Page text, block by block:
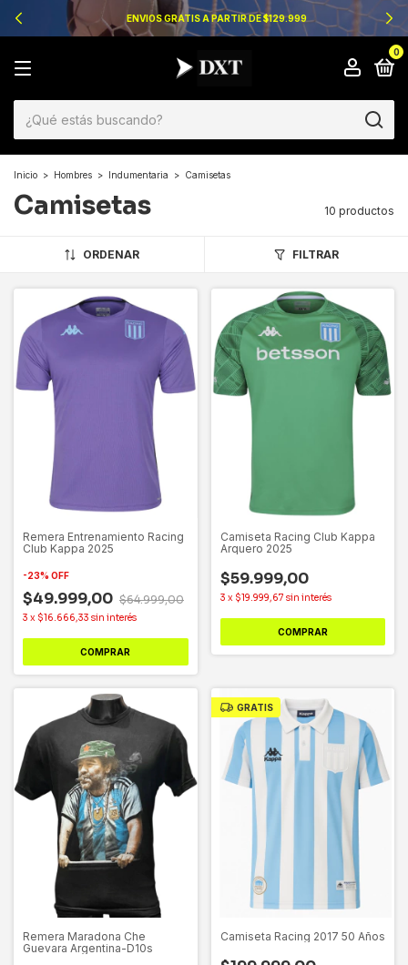
ENVIOS GRATIS A PARTIR DE $129.999
0
Inicio > Hombres > Indumentaria > Camisetas
Camisetas 10 productos
ORDENAR FILTRAR
Remera Entrenamiento Racing
Club Kappa 2025
-23% OFF
$49.999,00 $64.999,00
3 x $16.666,33 sin interés
COMPRAR
Camiseta Racing Club Kappa
Arquero 2025
$59.999,00
3 x $19.999,67 sin interés
COMPRAR
Remera Maradona Che
Guevara Argentina-D10s
GRATIS
Camiseta Racing 2017 50 Años